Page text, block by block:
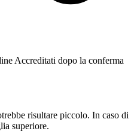
Accreditati dopo la conferma
risultare piccolo. In caso di
superiore.